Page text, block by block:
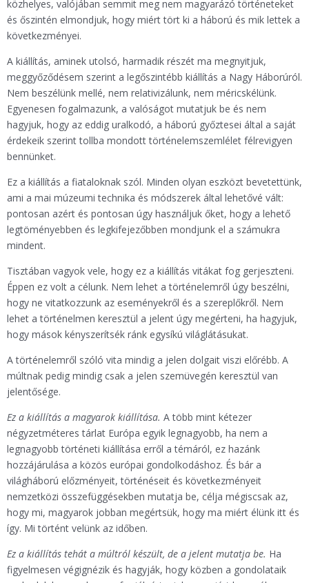
közhelyes, valójában semmit meg nem magyarázó történeteket
és őszintén elmondjuk, hogy miért tört ki a háború és mik lettek a
következményei.
A kiállítás, aminek utolsó, harmadik részét ma megnyitjuk,
meggyőződésem szerint a legőszintébb kiállítás a Nagy Háborúról.
Nem beszélünk mellé, nem relativizálunk, nem méricskélünk.
Egyenesen fogalmazunk, a valóságot mutatjuk be és nem
hagyjuk, hogy az eddig uralkodó, a háború győztesei által a saját
érdekeik szerint tollba mondott történelemszemlélet félrevigyen
bennünket.
Ez a kiállítás a fiataloknak szól. Minden olyan eszközt bevetettünk,
ami a mai múzeumi technika és módszerek által lehetővé vált:
pontosan azért és pontosan úgy használjuk őket, hogy a lehető
legtöményebben és legkifejezőbben mondjunk el a számukra
mindent.
Tisztában vagyok vele, hogy ez a kiállítás vitákat fog gerjeszteni.
Éppen ez volt a célunk. Nem lehet a történelemről úgy beszélni,
hogy ne vitatkozzunk az eseményekről és a szereplőkről. Nem
lehet a történelmen keresztül a jelent úgy megérteni, ha hagyjuk,
hogy mások kényszerítsék ránk egysíkú világlátásukat.
A történelemről szóló vita mindig a jelen dolgait viszi előrébb. A
múltnak pedig mindig csak a jelen szemüvegén keresztül van
jelentősége.
Ez a kiállítás a magyarok kiállítása. A több mint kétezer
négyzetméteres tárlat Európa egyik legnagyobb, ha nem a
legnagyobb történeti kiállítása erről a témáról, ez hazánk
hozzájárulása a közös európai gondolkodáshoz. És bár a
világháború előzményeit, történéseit és következményeit
nemzetközi összefüggésekben mutatja be, célja mégiscsak az,
hogy mi, magyarok jobban megértsük, hogy ma miért élünk itt és
így. Mi történt velünk az időben.
Ez a kiállítás tehát a múltról készült, de a jelent mutatja be. Ha
figyelmesen végignézik és hagyják, hogy közben a gondolataik